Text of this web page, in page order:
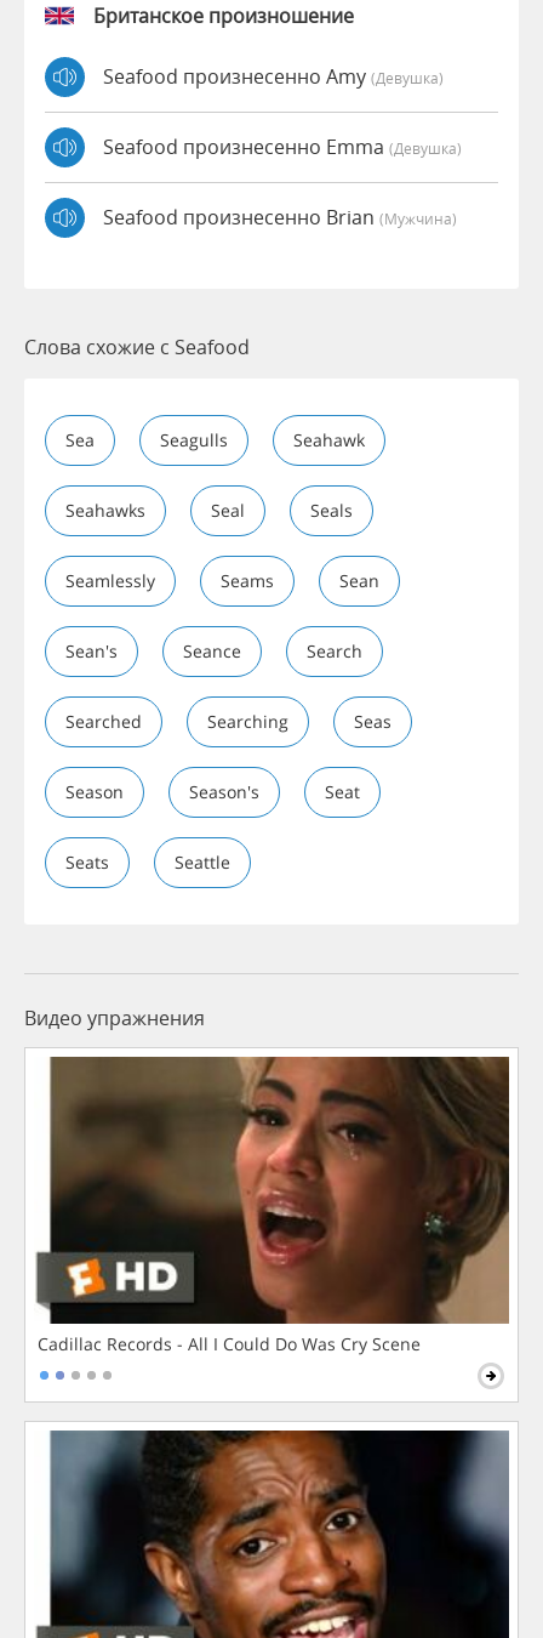
Британское произношение
Seafood произнесенно Amy (девушка)
Seafood произнесенно Emma (девушка)
Seafood произнесенно Brian (мужчина)
Слова схожие с Seafood
Sea Seagulls Seahawk
Seahawks Seal Seals
Seamlessly Seams Sean
Sean's Seance Search
Searched Searching Seas
Season Season's Seat
Seats Seattle
Видео упражнения
Cadillac Records - All I Could Do Was Cry Scene